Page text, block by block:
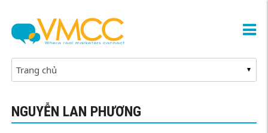
NGUYỄN LAN PHƯƠNG